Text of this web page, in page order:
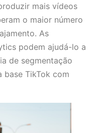
mais vídeos
o maior número
As
podem ajudá-lo a
de segmentação
base TikTok com